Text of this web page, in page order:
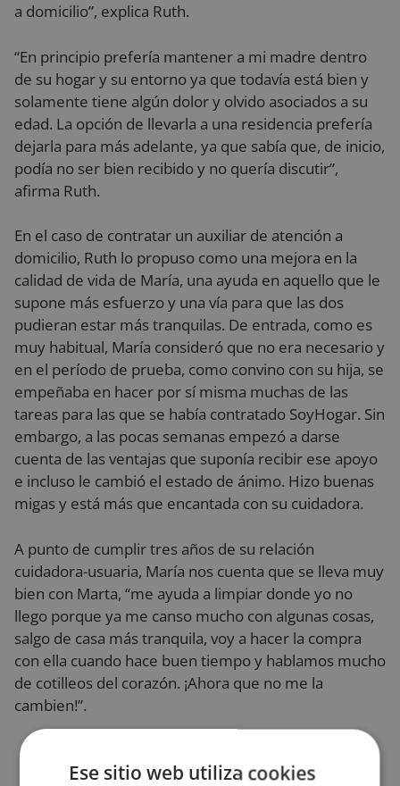
a domicilio”, explica Ruth.
“En principio prefería mantener a mi madre dentro
de su hogar y su entorno ya que todavía está bien y
solamente tiene algún dolor y olvido asociados a su
edad. La opción de llevarla a una residencia prefería
dejarla para más adelante, ya que sabía que, de inicio,
podía no ser bien recibido y no quería discutir”,
afirma Ruth.
En el caso de contratar un auxiliar de atención a
domicilio, Ruth lo propuso como una mejora en la
calidad de vida de María, una ayuda en aquello que le
supone más esfuerzo y una vía para que las dos
pudieran estar más tranquilas. De entrada, como es
muy habitual, María consideró que no era necesario y
en el período de prueba, como convino con su hija, se
empeñaba en hacer por sí misma muchas de las
tareas para las que se había contratado SoyHogar. Sin
embargo, a las pocas semanas empezó a darse
cuenta de las ventajas que suponía recibir ese apoyo
e incluso le cambió el estado de ánimo. Hizo buenas
migas y está más que encantada con su cuidadora.
A punto de cumplir tres años de su relación
cuidadora-usuaria, María nos cuenta que se lleva muy
bien con Marta, “me ayuda a limpiar donde yo no
llego porque ya me canso mucho con algunas cosas,
salgo de casa más tranquila, voy a hacer la compra
con ella cuando hace buen tiempo y hablamos mucho
de cotilleos del corazón. ¡Ahora que no me la
cambien!”.
Ese sitio web utiliza cookies